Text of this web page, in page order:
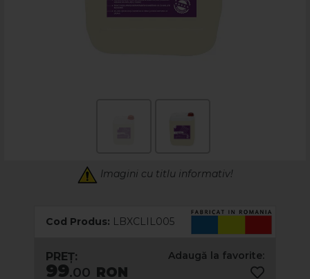
Imagini cu titlu informativ!
Cod Produs: LBXCLIL005
Adaugă la favorite:
PREȚ:
99.00 RON